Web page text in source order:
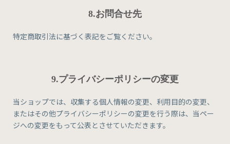
8.お問合せ先
特定商取引法に基づく表記をご覧ください。
9.プライバシーポリシーの変更
当ショップでは、収集する個人情報の変更、利用目的の変更、
またはその他プライバシーポリシーの変更を行う際は、当ペー
ジへの変更をもって公表とさせていただきます。